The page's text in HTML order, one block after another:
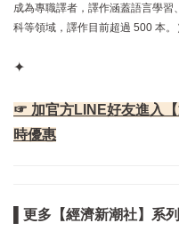
成為專職譯者，譯作涵蓋語言學
科等領域，譯作目前超過 500 本。
✦
☞ 加官方LINE好友進入
時優惠
▌更多【經濟新潮社】系